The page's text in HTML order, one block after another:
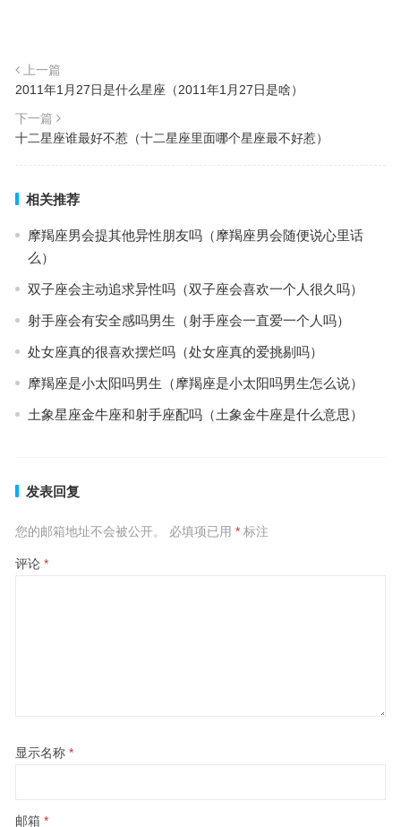
上一篇
2011年1月27日是什么星座（2011年1月27日是啥）
下一篇
十二星座谁最好不惹（十二星座里面哪个星座最不好惹）
相关推荐
摩羯座男会提其他异性朋友吗（摩羯座男会随便说心里话
么）
双子座会主动追求异性吗（双子座会喜欢一个人很久吗）
射手座会有安全感吗男生（射手座会一直爱一个人吗）
处女座真的很喜欢摆烂吗（处女座真的爱挑剔吗）
摩羯座是小太阳吗男生（摩羯座是小太阳吗男生怎么说）
土象星座金牛座和射手座配吗（土象金牛座是什么意思）
发表回复
您的邮箱地址不会被公开。 必填项已用 *标注
评论 *
显示名称 *
邮箱 *